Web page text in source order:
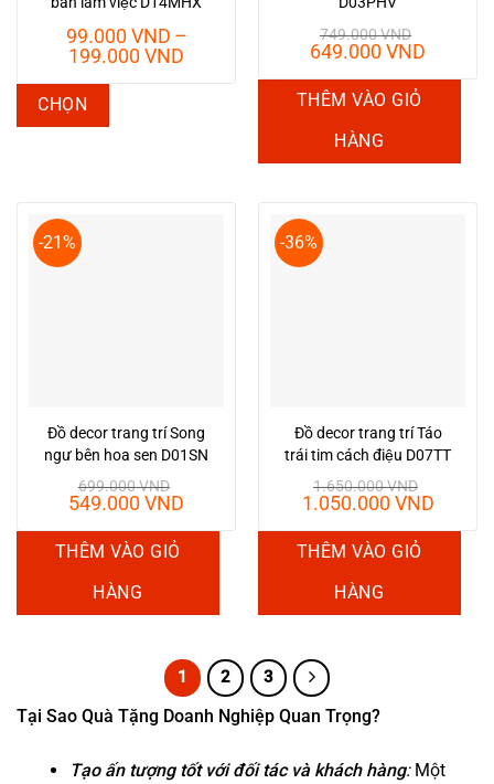
trên
trang
sản
phẩm
99.000VND –
199.000VND
CHỌN
được
chọn
trên
trang
sản
749.000VND
Giá
là:
749.000 VND.
649.000VND
THÊM VÀO GIỎ
HÀNG
-21%
Đồ decor trang trí Song
ngư bên hoa sen D01SN
699.000VND
Giá
là:
699.000 VND.
549.000VND
THÊM VÀO GIỎ
HÀNG
-36%
Đồ decor trang trí Táo
trái tim cách điệu D07TT
1.650.000VND
Giá
là:
1.650.000 VND.
1.050.000VNDGiá
THÊM VÀO GIỎ
HÀNG
1 2 3
Tại Sao Quà Tặng Doanh Nghiệp Quan Trọng?
Tạo ấn tượng tốt với đối tác và khách hàng:Một